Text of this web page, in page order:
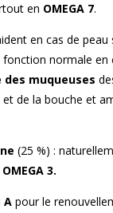
en OMEGA 7.
en cas de peau
normale en
des muqueuses
et de la bouche et
(25 %) :
OMEGA 3.
Apour le